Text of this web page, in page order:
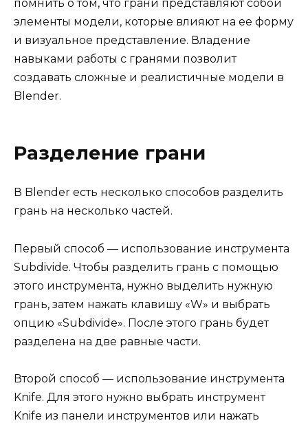
помнить о том, что грани представляют собой
элементы модели, которые влияют на ее форму
и визуальное представление. Владение
навыками работы с гранями позволит
создавать сложные и реалистичные модели в
Blender.
Разделение грани
В Blender есть несколько способов разделить
грань на несколько частей.
Первый способ — использование инструмента
Subdivide. Чтобы разделить грань с помощью
этого инструмента, нужно выделить нужную
грань, затем нажать клавишу «W» и выбрать
опцию «Subdivide». После этого грань будет
разделена на две равные части.
Второй способ — использование инструмента
Knife. Для этого нужно выбрать инструмент
Knife из панели инструментов или нажать